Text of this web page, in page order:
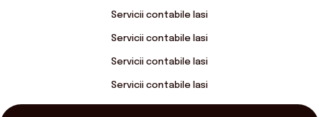
Servicii contabile Iasi
Servicii contabile Iasi
Servicii contabile Iasi
Servicii contabile Iasi